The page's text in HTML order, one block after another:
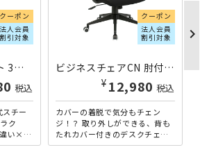
クーポン
法人会員
割引対象
Strucht ストラクト 3段引違い×3段引違い書庫セット W800×D400×H2150 ホワイト STR-8410S10S-WH | 270843
税込
チー
ク
違い×3
。上下
クーポン
法人会員
割引対象
ビジネスチェアCN 肘付き 本体：ブラック×背カバー：ブラック ←旧チェンジ CN-309-A-BK-BK | 416244
¥ 12,980 税込
カバーの着脱で気分もチェン
ジ！？ 取り外しができる、背も
たれカバー付きのデスクチェア
です。背もたれは、カバーを外
chevron_right